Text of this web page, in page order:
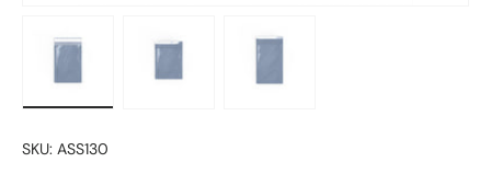
SKU: ASS130